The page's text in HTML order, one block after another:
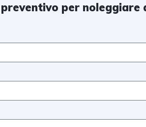
preventivo per noleggiare